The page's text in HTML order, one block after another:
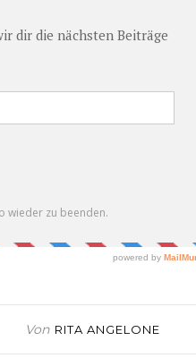
Von RITA ANGELONE